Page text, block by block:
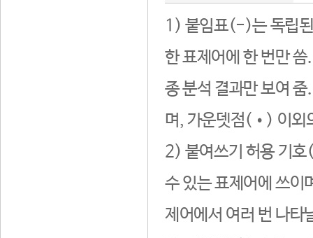
1) 붙임표(-)는 독립된
한 표제어에 한 번만
종 분석 결과만 보여
며, 가운뎃점(•) 이외
2) 붙여쓰기 허용 기호
수 있는 표제어에 쓰이
제어에서 여러 번 나타